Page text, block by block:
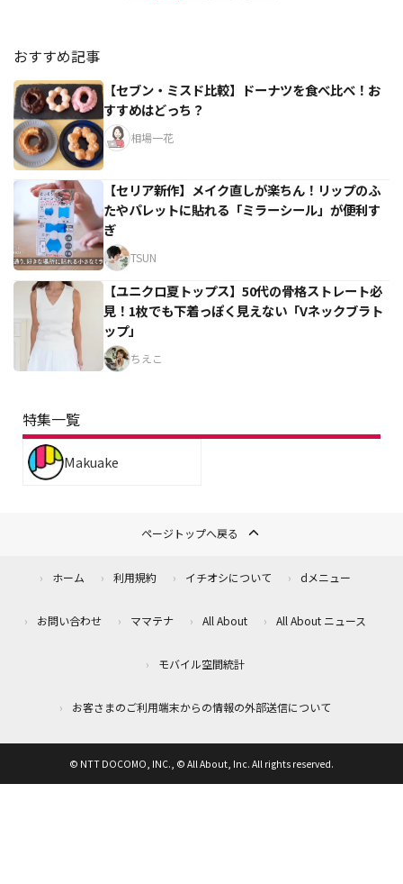
おすすめ記事
【セブン・ミスド比較】ドーナツを食べ比べ！お
すすめはどっち？
相場一花
【セリア新作】メイク直しが楽ちん！リップのふ
たやパレットに貼れる「ミラーシール」が便利す
ぎ
TSUN
【ユニクロ夏トップス】50代の骨格ストレート必
見！1枚でも下着っぽく見えない「Vネックブラト
ップ」
ちえこ
特集一覧
Makuake
ページトップへ戻る
ホーム 利用規約 イチオシについて dメニュー
お問い合わせ ママテナ All About All About ニュース
モバイル空間統計
お客さまのご利用端末からの情報の外部送信について
© NTT DOCOMO, INC., © All About, Inc. All rights reserved.